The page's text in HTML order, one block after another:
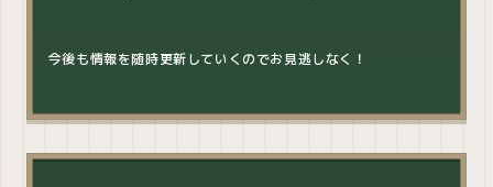
今後も情報を随時更新していくのでお見逃しなく！